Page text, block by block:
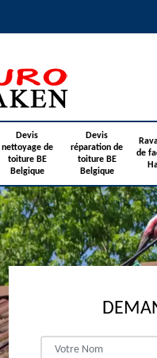
Devis
nettoyage de
toiture BE
Belgique
Devis
réparation de
toiture BE
Belgique
de